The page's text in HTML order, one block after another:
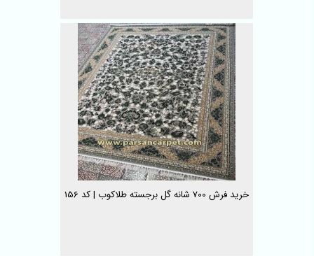
خرید فرش 700 شانه گل برجسته طلاکوب | کد 156